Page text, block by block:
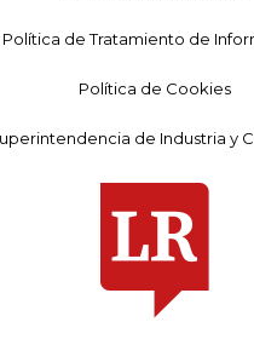
Política de Tratamiento de
Política de Cookies
de Industria y